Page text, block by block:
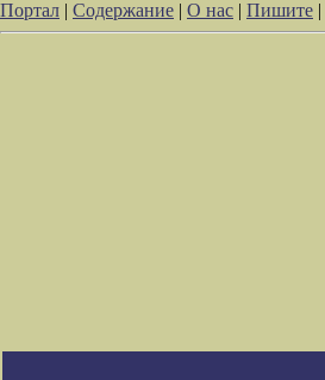
Портал | Содержание | О нас | Пишите |